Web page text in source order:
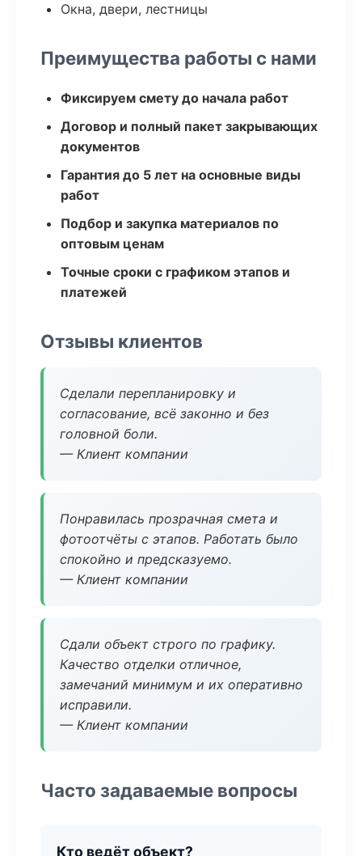
Окна, двери, лестницы
Преимущества работы с нами
Фиксируем смету до начала работ
Договор и полный пакет закрывающих
документов
Гарантия до 5 лет на основные виды
работ
Подбор и закупка материалов по
оптовым ценам
Точные сроки с графиком этапов и
платежей
Отзывы клиентов
Сделали перепланировку и
согласование, всё законно и без
головной боли.
— Клиент компании
Понравилась прозрачная смета и
фотоотчёты с этапов. Работать было
спокойно и предсказуемо.
— Клиент компании
Сдали объект строго по графику.
Качество отделки отличное,
замечаний минимум и их оперативно
исправили.
— Клиент компании
Часто задаваемые вопросы
Кто ведёт объект?